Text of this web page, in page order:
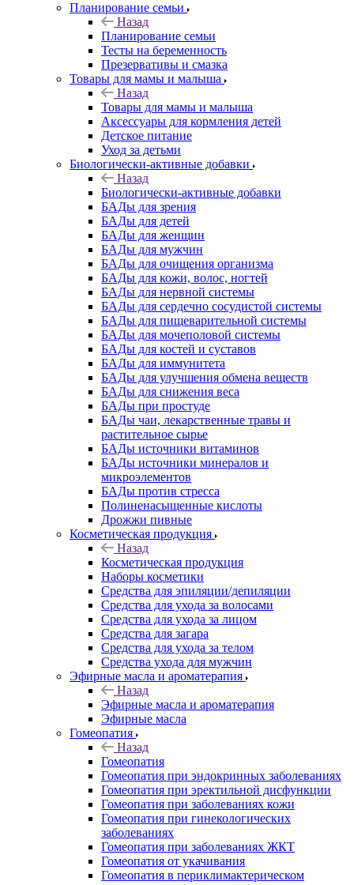
Планирование семьи
Назад
Планирование семьи
Тесты на беременность
Презервативы и смазка
Товары для мамы и малыша
Назад
Товары для мамы и малыша
Аксессуары для кормления детей
Детское питание
Уход за детьми
Биологически-активные добавки
Назад
Биологически-активные добавки
БАДы для зрения
БАДы для детей
БАДы для женщин
БАДы для мужчин
БАДы для очищения организма
БАДы для кожи, волос, ногтей
БАДы для нервной системы
БАДы для сердечно сосудистой системы
БАДы для пищеварительной системы
БАДы для мочеполовой системы
БАДы для костей и суставов
БАДы для иммунитета
БАДы для улучшения обмена веществ
БАДы для снижения веса
БАДы при простуде
БАДы чаи, лекарственные травы и
растительное сырье
БАДы источники витаминов
БАДы источники минералов и
микроэлементов
БАДы против стресса
Полиненасыщенные кислоты
Дрожжи пивные
Косметическая продукция
Назад
Косметическая продукция
Наборы косметики
Средства для эпиляции/депиляции
Средства для ухода за волосами
Средства для ухода за лицом
Средства для загара
Средства для ухода за телом
Средства ухода для мужчин
Эфирные масла и ароматерапия
Назад
Эфирные масла и ароматерапия
Эфирные масла
Гомеопатия
Назад
Гомеопатия
Гомеопатия при эндокринных заболеваниях
Гомеопатия при эректильной дисфункции
Гомеопатия при заболеваниях кожи
Гомеопатия при гинекологических
заболеваниях
Гомеопатия при заболеваниях ЖКТ
Гомеопатия от укачивания
Гомеопатия в периклимактерическом